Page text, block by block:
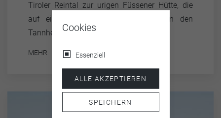
Tiroler Reintal zur urigen Füssener Hütte, die
auf einer Höhe von 1520 Metern in den
Tannheimer Bergen steht.
MEHR
Cookies
Essenziell
ALLE AKZEPTIEREN
SPEICHERN